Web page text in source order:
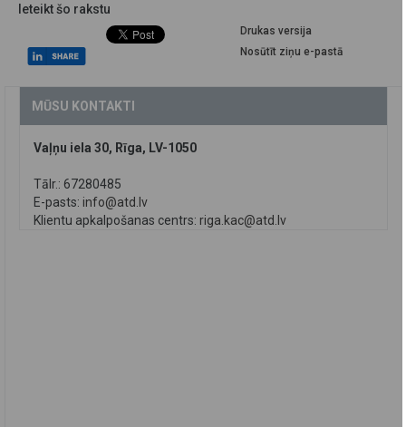
Ieteikt šo rakstu
Drukas versija
Nosūtīt ziņu e-pastā
MŪSU KONTAKTI
Vaļņu iela 30, Rīga, LV-1050
Tālr.: 67280485
E-pasts: info@atd.lv
Klientu apkalpošanas centrs: riga.kac@atd.lv